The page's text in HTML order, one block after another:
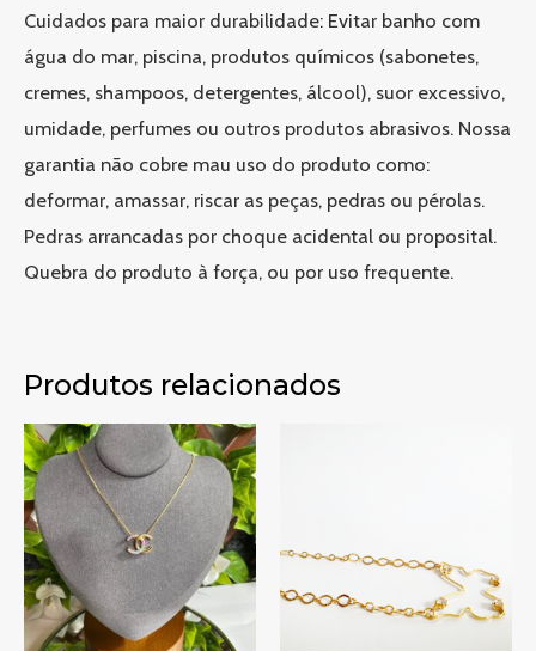
Cuidados para maior durabilidade: Evitar banho com
água do mar, piscina, produtos químicos (sabonetes,
cremes, shampoos, detergentes, álcool), suor excessivo,
umidade, perfumes ou outros produtos abrasivos. Nossa
garantia não cobre mau uso do produto como:
deformar, amassar, riscar as peças, pedras ou pérolas.
Pedras arrancadas por choque acidental ou proposital.
Quebra do produto à força, ou por uso frequente.
Produtos relacionados